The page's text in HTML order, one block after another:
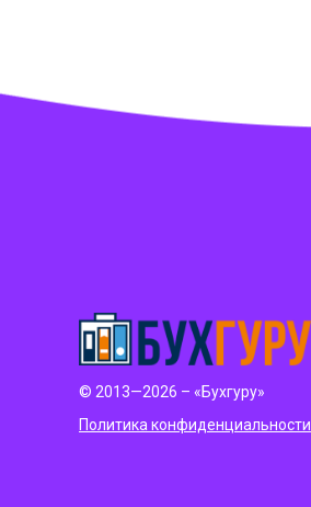
© 2013—2026 – «Бухгуру»
Политика конфиденциальности